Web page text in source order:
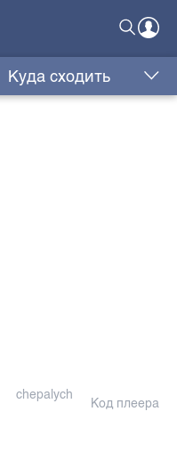
Куда сходить
chepalych
Код плеера